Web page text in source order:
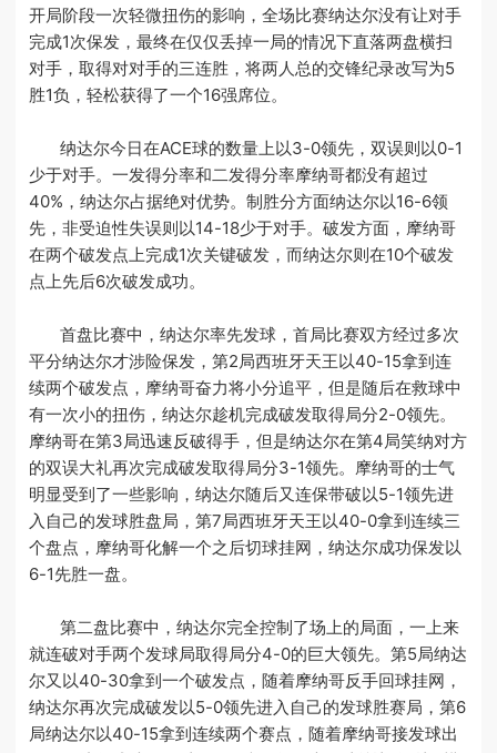
开局阶段一次轻微扭伤的影响，全场比赛纳达尔没有让对手
完成1次保发，最终在仅仅丢掉一局的情况下直落两盘横扫
对手，取得对对手的三连胜，将两人总的交锋纪录改写为5
胜1负，轻松获得了一个16强席位。
纳达尔今日在ACE球的数量上以3-0领先，双误则以0-1
少于对手。一发得分率和二发得分率摩纳哥都没有超过
40%，纳达尔占据绝对优势。制胜分方面纳达尔以16-6领
先，非受迫性失误则以14-18少于对手。破发方面，摩纳哥
在两个破发点上完成1次关键破发，而纳达尔则在10个破发
点上先后6次破发成功。
首盘比赛中，纳达尔率先发球，首局比赛双方经过多次
平分纳达尔才涉险保发，第2局西班牙天王以40-15拿到连
续两个破发点，摩纳哥奋力将小分追平，但是随后在救球中
有一次小的扭伤，纳达尔趁机完成破发取得局分2-0领先。
摩纳哥在第3局迅速反破得手，但是纳达尔在第4局笑纳对方
的双误大礼再次完成破发取得局分3-1领先。摩纳哥的士气
明显受到了一些影响，纳达尔随后又连保带破以5-1领先进
入自己的发球胜盘局，第7局西班牙天王以40-0拿到连续三
个盘点，摩纳哥化解一个之后切球挂网，纳达尔成功保发以
6-1先胜一盘。
第二盘比赛中，纳达尔完全控制了场上的局面，一上来
就连破对手两个发球局取得局分4-0的巨大领先。第5局纳达
尔又以40-30拿到一个破发点，随着摩纳哥反手回球挂网，
纳达尔再次完成破发以5-0领先进入自己的发球胜赛局，第6
局纳达尔以40-15拿到连续两个赛点，随着摩纳哥接发球出